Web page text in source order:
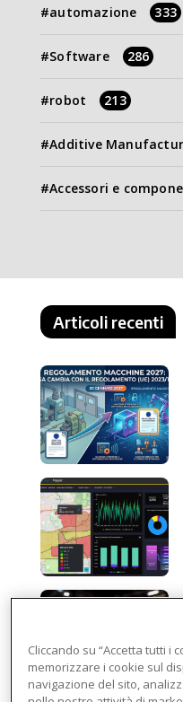
automazione 333
Software 286
robot 213
Additive
Accessori e
Articoli recenti
Cliccando su “Accetta tutti i
memorizzare i cookie sul
navigazione del sito,